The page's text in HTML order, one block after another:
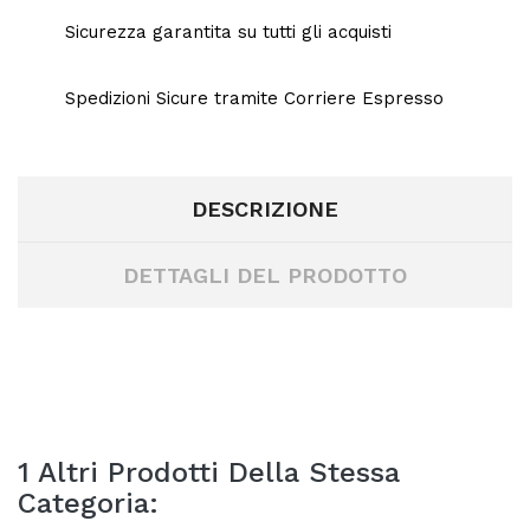
Sicurezza garantita su tutti gli acquisti
Spedizioni Sicure tramite Corriere Espresso
DESCRIZIONE
DETTAGLI DEL PRODOTTO
1 Altri Prodotti Della Stessa
Categoria: